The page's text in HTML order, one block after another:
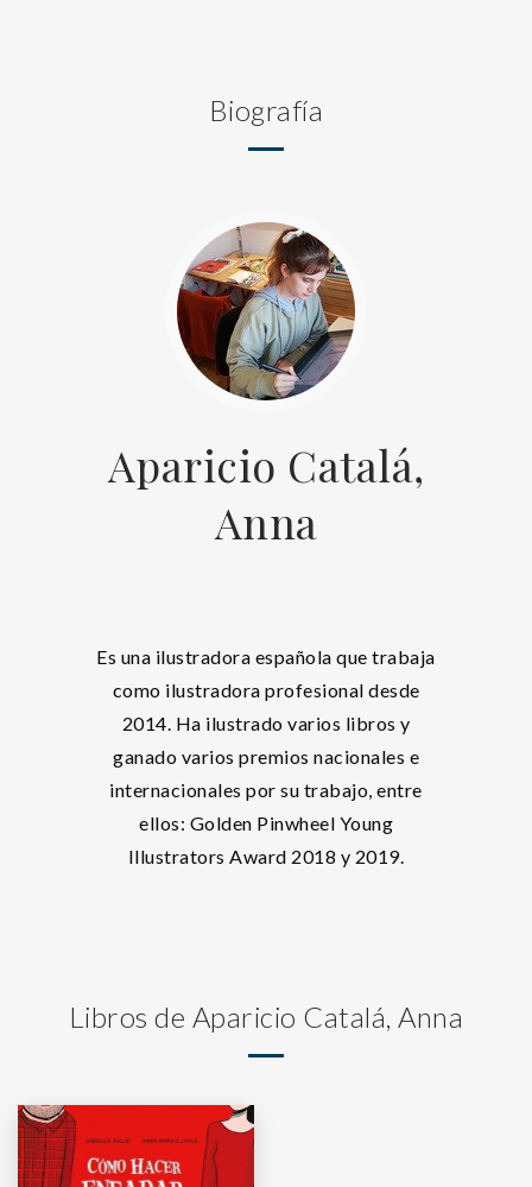
Biografía
Aparicio Catalá,
Anna
Es una ilustradora española que trabaja
como ilustradora profesional desde
2014. Ha ilustrado varios libros y
ganado varios premios nacionales e
internacionales por su trabajo, entre
ellos: Golden Pinwheel Young
Illustrators Award 2018 y 2019.
Libros de Aparicio Catalá, Anna